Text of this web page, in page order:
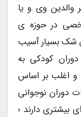
وی و یا
در حوزه ی
شک بسیار آسیب
کودکی به
اغلب بر اساس
دوران نوجوانی
بیشتری دارند ؛